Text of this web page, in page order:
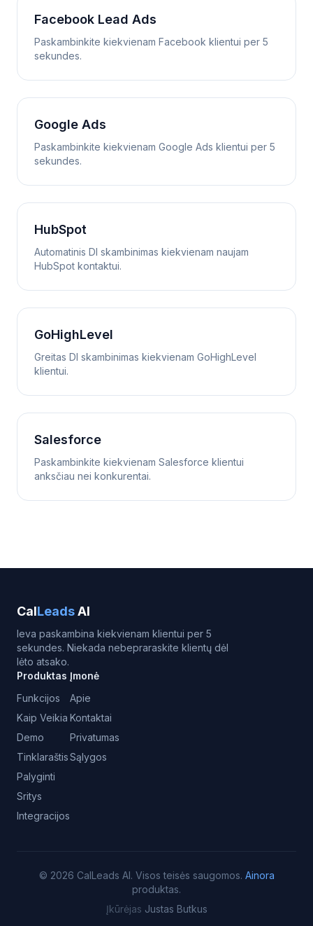
Facebook Lead Ads
Paskambinkite kiekvienam Facebook klientui per 5
sekundes.
Google Ads
Paskambinkite kiekvienam Google Ads klientui per 5
sekundes.
HubSpot
Automatinis DI skambinimas kiekvienam naujam
HubSpot kontaktui.
GoHighLevel
Greitas DI skambinimas kiekvienam GoHighLevel
klientui.
Salesforce
Paskambinkite kiekvienam Salesforce klientui
anksčiau nei konkurentai.
CalLeadsAI
Ieva paskambina kiekvienam klientui per 5
sekundes. Niekada nebepraraskite klientų dėl
lėto atsako.
Produktas
Funkcijos
Kaip Veikia
Demo
Tinklaraštis
Palyginti
Sritys
Integracijos
Įmonė
Apie
Kontaktai
Privatumas
Sąlygos
© 2026 CalLeads AI. Visos teisės saugomos. Ainora
produktas.
Įkūrėjas Justas Butkus